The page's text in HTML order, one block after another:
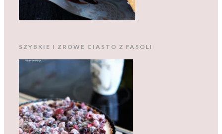
SZYBKIE I ZROWE CIASTO Z FASOLI